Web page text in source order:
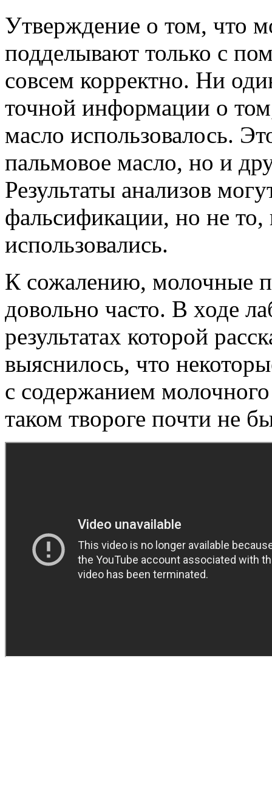
Утверждение о том, что
подделывают только с
совсем корректно. Ни
точной информации о
масло использовалось.
пальмовое масло, но и
Результаты анализов
фальсификации, но не
использовались.
К сожалению, молочные
довольно часто. В ходе
результатах которой
выяснилось, что
с содержанием
таком твороге почти не